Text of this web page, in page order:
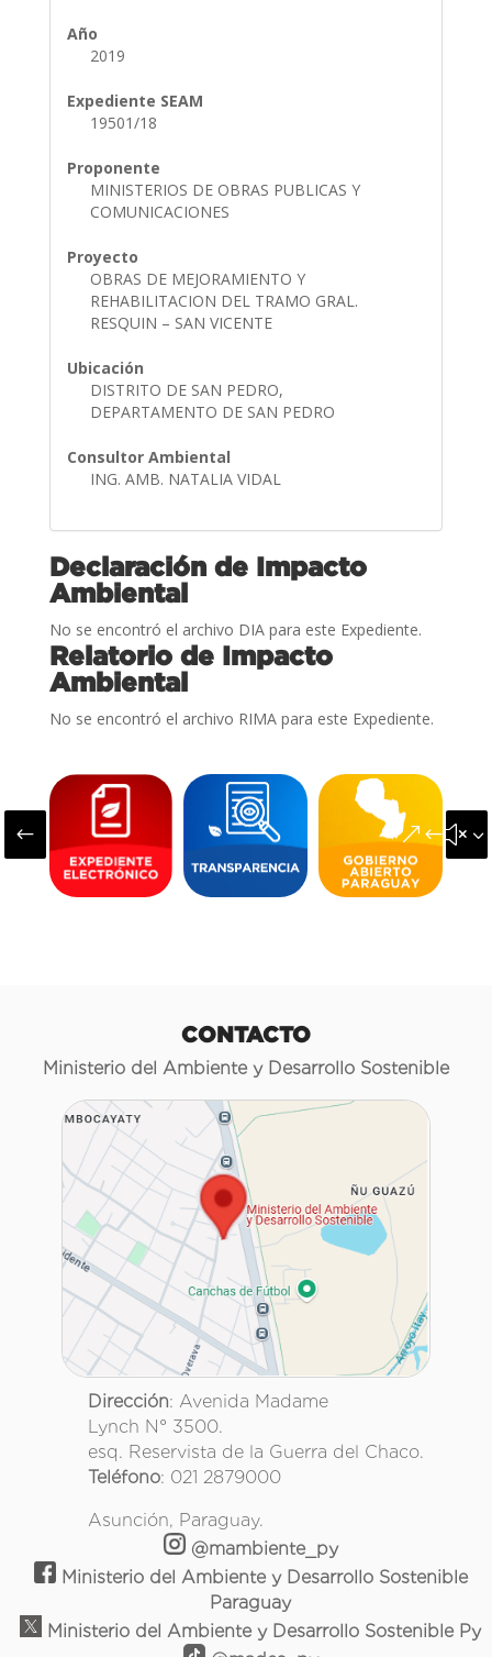
Año
2019
Expediente SEAM
19501/18
Proponente
MINISTERIOS DE OBRAS PUBLICAS Y
COMUNICACIONES
Proyecto
OBRAS DE MEJORAMIENTO Y
REHABILITACION DEL TRAMO GRAL.
RESQUIN – SAN VICENTE
Ubicación
DISTRITO DE SAN PEDRO,
DEPARTAMENTO DE SAN PEDRO
Consultor Ambiental
ING. AMB. NATALIA VIDAL
Declaración de Impacto
Ambiental
No se encontró el archivo DIA para este Expediente.
Relatorio de Impacto
Ambiental
No se encontró el archivo RIMA para este Expediente.
#
CONTACTO
Ministerio del Ambiente y Desarrollo Sostenible
Dirección: Avenida Madame
Lynch N° 3500.
esq. Reservista de la Guerra del Chaco.
Teléfono: 021 2879000
Asunción, Paraguay.
@mambiente_py
Ministerio del Ambiente y Desarrollo Sostenible
Paraguay
Ministerio del Ambiente y Desarrollo Sostenible Py